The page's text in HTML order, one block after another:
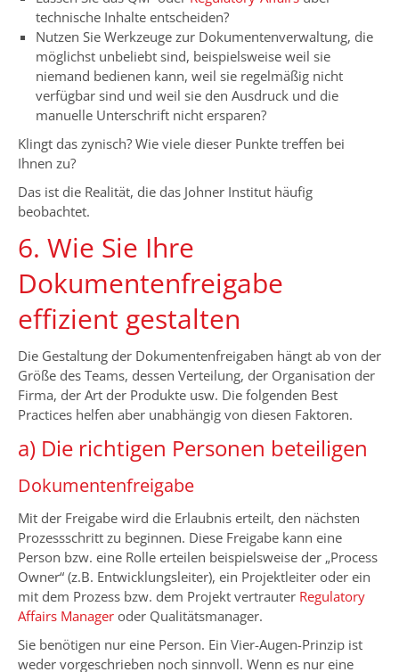
technische Inhalte entscheiden?
Nutzen Sie Werkzeuge zur Dokumentenverwaltung, die
möglichst unbeliebt sind, beispielsweise weil sie
niemand bedienen kann, weil sie regelmäßig nicht
verfügbar sind und weil sie den Ausdruck und die
manuelle Unterschrift nicht ersparen?
Klingt das zynisch? Wie viele dieser Punkte treffen bei
Ihnen zu?
Das ist die Realität, die das Johner Institut häufig
beobachtet.
6. Wie Sie Ihre
Dokumentenfreigabe
effizient gestalten
Die Gestaltung der Dokumentenfreigaben hängt ab von der
Größe des Teams, dessen Verteilung, der Organisation der
Firma, der Art der Produkte usw. Die folgenden Best
Practices helfen aber unabhängig von diesen Faktoren.
a) Die richtigen Personen beteiligen
Dokumentenfreigabe
Mit der Freigabe wird die Erlaubnis erteilt, den nächsten
Prozessschritt zu beginnen. Diese Freigabe kann eine
Person bzw. eine Rolle erteilen beispielsweise der „Process
Owner“ (z.B. Entwicklungsleiter), ein Projektleiter oder ein
mit dem Prozess bzw. dem Projekt vertrauter Regulatory
Affairs Manager oder Qualitätsmanager.
Sie benötigen nur eine Person. Ein Vier-Augen-Prinzip ist
weder vorgeschrieben noch sinnvoll. Wenn es nur eine